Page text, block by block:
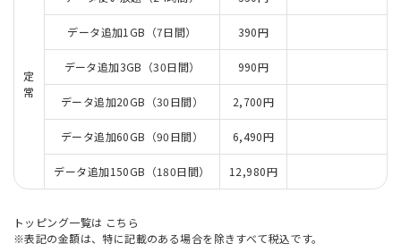
定
常
データ追加1GB（7日間） 390円
データ追加3GB（30日間） 990円
データ追加20GB（30日間） 2,700円
データ追加60GB（90日間） 6,490円
データ追加150GB（180日間） 12,980円
トッピング一覧は こちら
※表記の金額は、特に記載のある場合を除きすべて税込です。